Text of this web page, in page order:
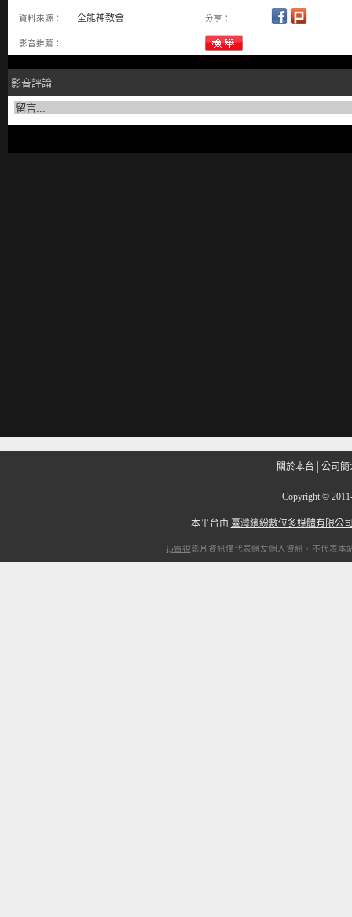
資料來源： 全能神教會 分享：
影音推薦：
影音評論
關於本台 公司簡
Copyright ©
本平台由 臺灣繽紛數位多媒體有限公
ip電視影片資訊僅代表網友個人資訊，不代表本